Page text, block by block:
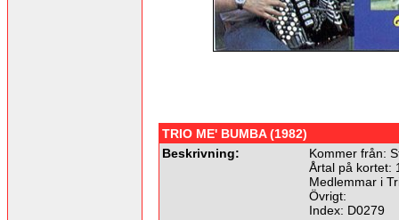
TRIO ME' BUMBA (1982)
Beskrivning:
Kommer från:
Årtal på kortet:
Medlemmar i
Övrigt:
Index: D0279